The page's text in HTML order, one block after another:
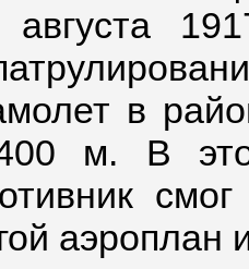
августа
в
м. В это
аэроплан